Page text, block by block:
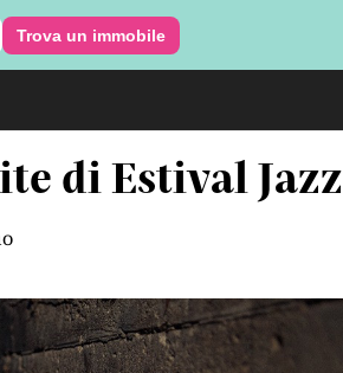
Trova un immobile
di Estival Jazz